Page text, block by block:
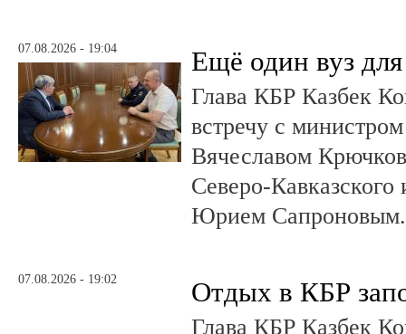
07.08.2026 - 19:04 Ещё один вуз
Глава КБР Казбек
встречу с
Вячеславом
Северо-
Юрием
07.08.2026 - 19:02 Отдых в КБР
Глава КБР Казбек